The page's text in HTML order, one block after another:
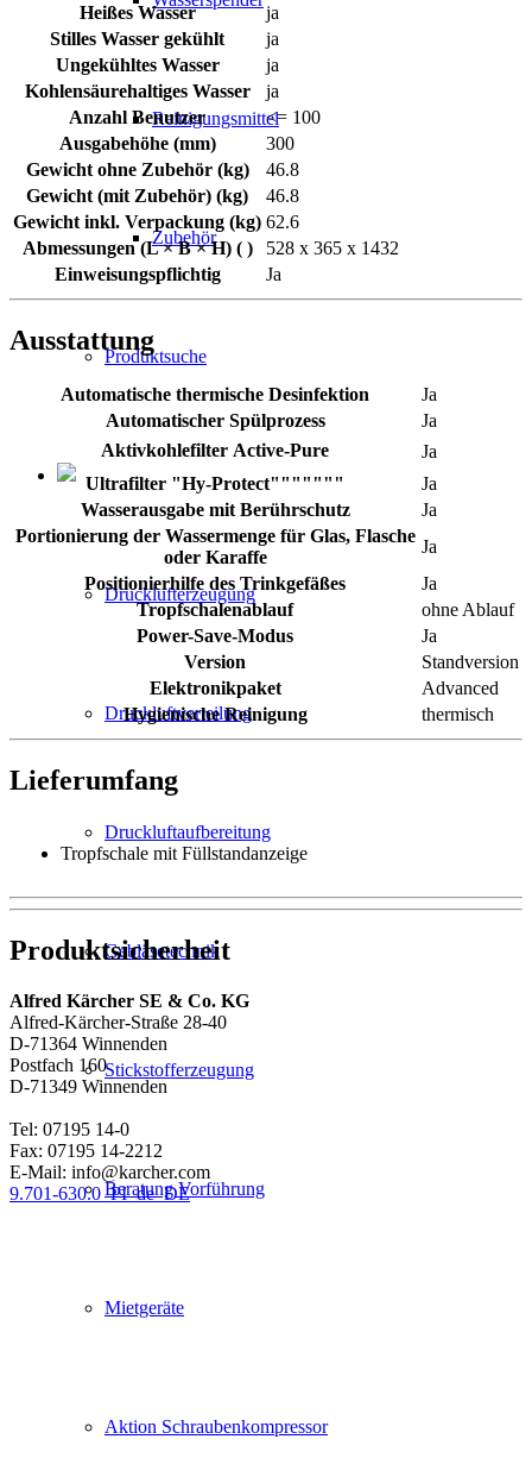
Reinigungsmittel
Zubehör
Produktsuche
Drucklufterzeugung
Druckluftverteilung
Druckluftaufbereitung
Gebläsetechnik
Stickstofferzeugung
Beratung Vorführung
Mietgeräte
Aktion Schraubenkompressor
Heißes Wasser
ja
Stilles Wasser gekühlt
ja
Ungekühltes Wasser
ja
Kohlensäurehaltiges Wasser
ja
Anzahl Benutzer
<= 100
Ausgabehöhe (mm)
300
Gewicht ohne Zubehör (kg)
46.8
Gewicht (mit Zubehör) (kg)
46.8
Gewicht inkl. Verpackung (kg) 62.6
Abmessungen (L × B × H) ( )
528 x 365 x 1432
Einweisungspflichtig
Ja
Ausstattung
Automatische thermische Desinfektion
Ja
Automatischer Spülprozess
Ja
Aktivkohlefilter Active-Pure
Ja
Ultrafilter "Hy-Protect"""""""
Ja
Wasserausgabe mit Berührschutz
Ja
Portionierung der Wassermenge für Glas, Flasche
oder Karaffe
Ja
Positionierhilfe des Trinkgefäßes
Ja
Tropfschalenablauf
ohne Ablauf
Power-Save-Modus
Ja
Version
Standversion
Elektronikpaket
Advanced
Hygienische Reinigung
thermisch
Lieferumfang
Tropfschale mit Füllstandanzeige
Produktsicherheit
Alfred Kärcher SE & Co. KG
Alfred-Kärcher-Straße 28-40
D-71364 Winnenden
Postfach 160
D-71349 Winnenden
Tel: 07195 14-0
Fax: 07195 14-2212
E-Mail: info@karcher.com
9.701-630.0_PI_de_DE